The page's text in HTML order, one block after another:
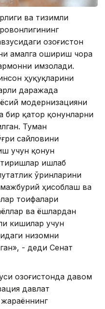
ва тизимли
Қозоғистон
амалга ошириш чора
имзолади.
ҳуқуқларини
даражада
модернизацияни
қатор қонунларни
Туман
сайловини
учун қонун
ишлаб
ўринларини
ҳисоблаш ва
тоифалари
ва ёшлардан
кишилар учун
низомни
- деди Сенат
Қозоғистонда давом
давлат